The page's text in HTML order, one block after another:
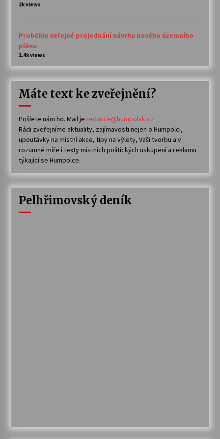
2k views
Proběhlo veřejné projednání návrhu nového územního
plánu
1.4k views
Máte text ke zveřejnění?
Pošlete nám ho. Mail je redakce@humpolak.cz
Rádi zveřejníme aktuality, zajímavosti nejen o Humpolci,
upoutávky na místní akce, tipy na výlety, Vaši tvorbu a v
rozumné míře i texty místních politických uskupení a reklamu
týkající se Humpolce.
Pelhřimovský deník